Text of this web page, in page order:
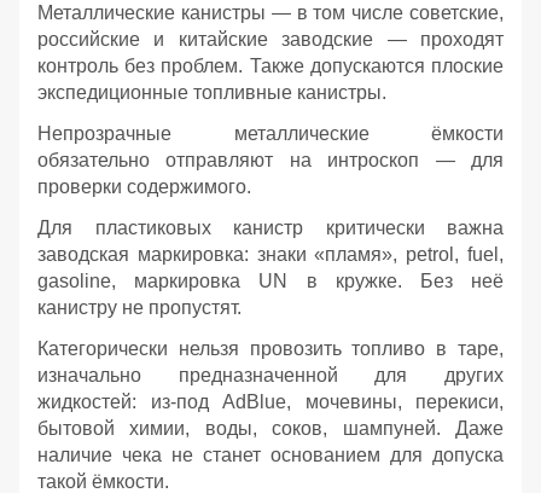
Металлические канистры — в том числе советские,
российские и китайские заводские — проходят
контроль без проблем. Также допускаются плоские
экспедиционные топливные канистры.
Непрозрачные металлические ёмкости
обязательно отправляют на интроскоп — для
проверки содержимого.
Для пластиковых канистр критически важна
заводская маркировка: знаки «пламя», petrol, fuel,
gasoline, маркировка UN в кружке. Без неё
канистру не пропустят.
Категорически нельзя провозить топливо в таре,
изначально предназначенной для других
жидкостей: из‑под AdBlue, мочевины, перекиси,
бытовой химии, воды, соков, шампуней. Даже
наличие чека не станет основанием для допуска
такой ёмкости.